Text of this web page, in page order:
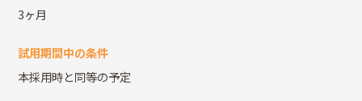
3ヶ月
試用期間中の条件
本採用時と同等の予定